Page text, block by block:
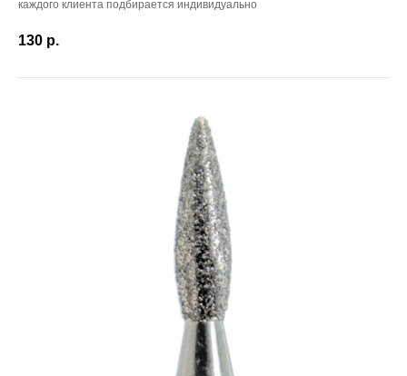
каждого клиента подбирается индивидуально
130 р.